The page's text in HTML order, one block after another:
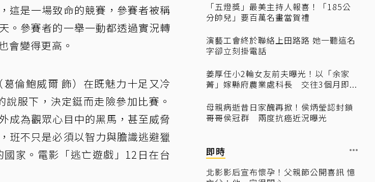
這是一場致命的競賽，參賽者被稱
。參賽者的一舉一動都透過實況轉
會變得更高。
倫鮑威爾 飾）在既魅力十足又冷
服下，決定鋌而走險參加比賽。
成為觀眾心目中的黑馬，甚至威脅
班不只是必須以智力與膽識逃避獵
家。電影「逃亡遊戲」12日在台
「五燈獎」最美主持人報喜！「185公
分帥兒」要百萬名畫當賀禮
演藝工會終於聯絡上田路路 她一聽這名
字卻立刻掛電話
姜厚任小2輪女友前夫曝光！以「余家
菁」嫁縣府農業處科長 交往3個月即...
母親病逝昔日家醜再掀！侯炳瑩認封鎖
哥哥侯冠群 兩度抗癌近況曝光
即時
北影影后宣布懷孕！父親節公開喜訊 憶